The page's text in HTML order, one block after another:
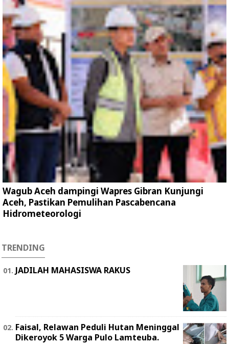
Wagub Aceh dampingi Wapres Gibran Kunjungi
Aceh, Pastikan Pemulihan Pascabencana
Hidrometeorologi
TRENDING
JADILAH MAHASISWA RAKUS
Faisal, Relawan Peduli Hutan Meninggal
Dikeroyok 5 Warga Pulo Lamteuba.